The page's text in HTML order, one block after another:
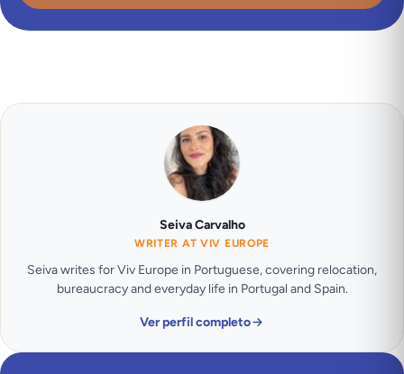
Seiva Carvalho
WRITER AT VIV EUROPE
Seiva writes for Viv Europe in Portuguese, covering relocation,
bureaucracy and everyday life in Portugal and Spain.
Ver perfil completo